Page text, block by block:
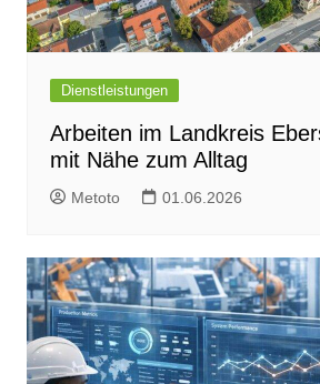
Dienstleistungen
Arbeiten im Landkreis
mit Nähe zum Alltag
Metoto 01.06.2026